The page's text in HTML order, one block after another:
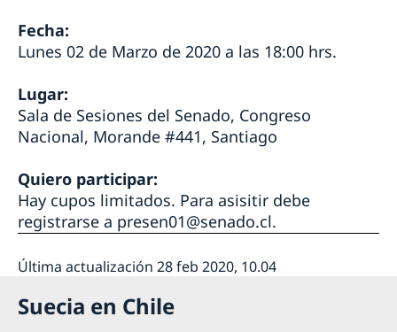
Fecha:
Lunes 02 de Marzo de 2020 a las 18:00 hrs.
Lugar:
Sala de Sesiones del Senado, Congreso
Nacional, Morande #441, Santiago
Quiero participar:
Hay cupos limitados. Para asisitir debe
registrarse a presen01@senado.cl.
Última actualización 28 feb 2020, 10.04
Suecia en Chile